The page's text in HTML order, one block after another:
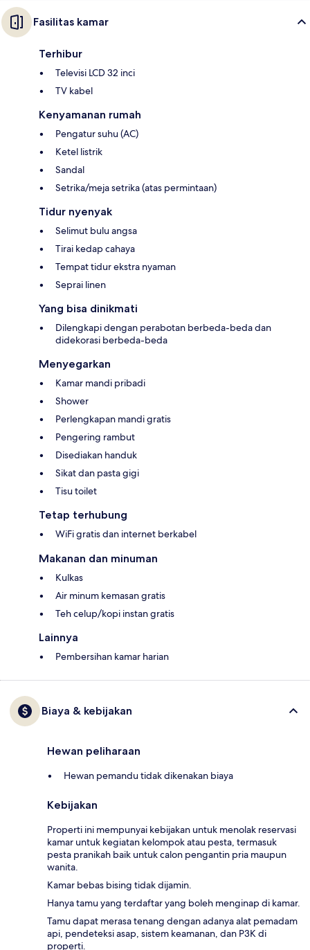
Fasilitas kamar
Terhibur
Televisi LCD 32 inci
TV kabel
Kenyamanan rumah
Pengatur suhu (AC)
Ketel listrik
Sandal
Setrika/meja setrika (atas permintaan)
Tidur nyenyak
Selimut bulu angsa
Tirai kedap cahaya
Tempat tidur ekstra nyaman
Seprai linen
Yang bisa dinikmati
Dilengkapi dengan perabotan berbeda-beda dan
didekorasi berbeda-beda
Menyegarkan
Kamar mandi pribadi
Shower
Perlengkapan mandi gratis
Pengering rambut
Disediakan handuk
Sikat dan pasta gigi
Tisu toilet
Tetap terhubung
WiFi gratis dan internet berkabel
Makanan dan minuman
Kulkas
Air minum kemasan gratis
Teh celup/kopi instan gratis
Lainnya
Pembersihan kamar harian
Biaya & kebijakan
Hewan peliharaan
Hewan pemandu tidak dikenakan biaya
Kebijakan
Properti ini mempunyai kebijakan untuk menolak reservasi
kamar untuk kegiatan kelompok atau pesta, termasuk
pesta pranikah baik untuk calon pengantin pria maupun
wanita.
Kamar bebas bising tidak dijamin.
Hanya tamu yang terdaftar yang boleh menginap di kamar.
Tamu dapat merasa tenang dengan adanya alat pemadam
api, pendeteksi asap, sistem keamanan, dan P3K di
properti.